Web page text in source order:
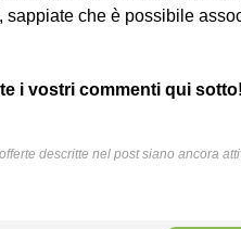
sappiate che è possibile
i vostri commenti qui sotto!
descritte nel post siano ancora